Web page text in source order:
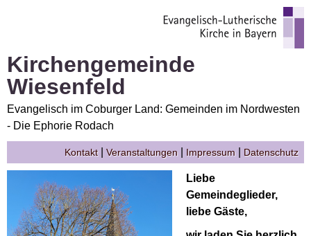
Kirchengemeinde
Wiesenfeld
Evangelisch im Coburger Land: Gemeinden im Nordwesten
- Die Ephorie Rodach
Kontakt| Veranstaltungen Impressum Datenschutz
Liebe
Gemeindeglieder,
liebe Gäste,